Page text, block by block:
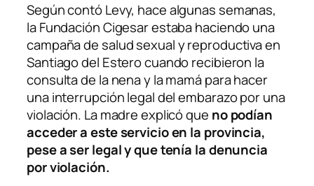
Según contó Levy, hace algunas semanas,
la Fundación Cigesar estaba haciendo una
campaña de salud sexual y reproductiva en
Santiago del Estero cuando recibieron la
consulta de la nena y la mamá para hacer
una interrupción legal del embarazo por una
violación. La madre explicó que no podían
acceder a este servicio en la provincia,
pese a ser legal y que tenía la denuncia
por violación.